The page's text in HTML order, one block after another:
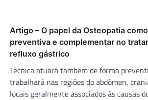
Artigo – O papel da Osteopatia
preventiva e complementar no
refluxo gástrico
Técnica atuará também de forma
trabalhará nas regiões do abdômen,
locais geralmente associados às causas